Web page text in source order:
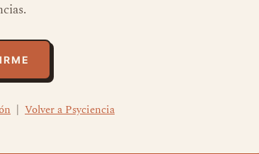
| Volver a Psyciencia